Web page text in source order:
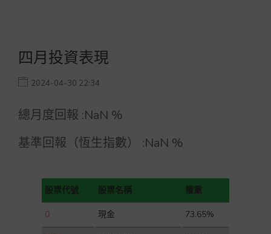
四月投資表現
2024-04-30 22:34
總月度回報 :NaN %
基準回報（恆生指數） :NaN %
股票代號 股票名稱 權重
0 現金 73.65%